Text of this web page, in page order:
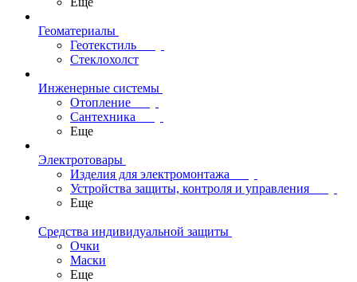
Геоматериалы
Геотекстиль
Стеклохолст
Инженерные системы
Отопление
Сантехника
Еще
Электротовары
Изделия для электромонтажа
Устройства защиты, контроля и управления
Еще
Средства индивидуальной защиты
Очки
Маски
Еще